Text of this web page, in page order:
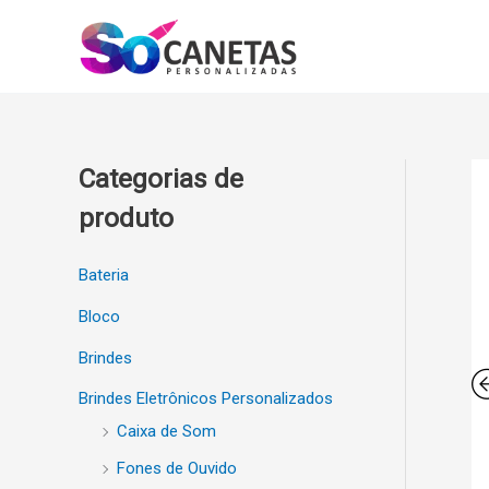
Categorias de
produto
Bateria
Bloco
Brindes
Brindes Eletrônicos Personalizados
Caixa de Som
Fones de Ouvido